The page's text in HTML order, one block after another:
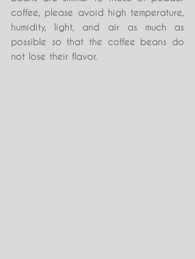
coffee, please avoid high temperature,
humidity, light, and air as much as
possible so that the coffee beans do
not lose their flavor.